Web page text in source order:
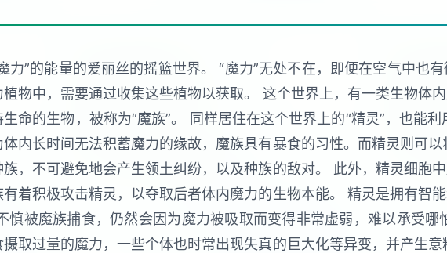
力”的能量的爱丽丝的摇篮世界。 “魔力”无处不在，即便在空气中也
物中，需要通过收集这些植物以获取。 这个世界上，有一类生物体
命的生物，被称为“魔族”。 同样居住在这个世界上的“精灵”，也能
内长时间无法积蓄魔力的缘故，魔族具有暴食的习性。而精灵则可
，不可避免地会产生领土纠纷，以及种族的敌对。 此外，精灵细胞
着积极攻击精灵，以夺取后者体内魔力的生物本能。 精灵是拥有智
慎被魔族捕食，仍然会因为魔力被吸取而变得非常虚弱，难以承受哪
取过量的魔力，一些个体也时常出现失真的巨大化等异变，并产生